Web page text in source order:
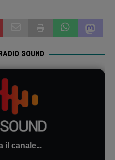
SOUND
il canale...